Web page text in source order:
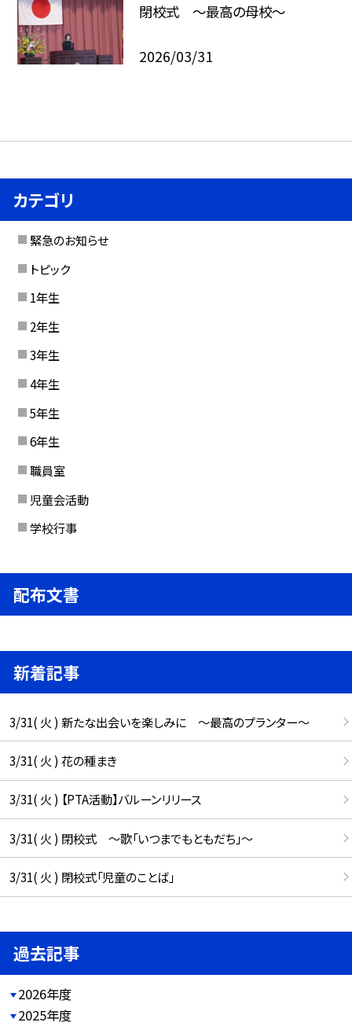
閉校式 ～最高の母校～
2026/03/31
カテゴリ
緊急のお知らせ
トピック
1年生
2年生
3年生
4年生
5年生
6年生
職員室
児童会活動
学校行事
配布文書
新着記事
3/31( 火 ) 新たな出会いを楽しみに ～最高のプランター～
3/31( 火 ) 花の種まき
3/31( 火 ) 【PTA活動】バルーンリリース
3/31( 火 ) 閉校式 ～歌「いつまでもともだち」～
3/31( 火 ) 閉校式「児童のことば」
過去記事
2026年度
2025年度